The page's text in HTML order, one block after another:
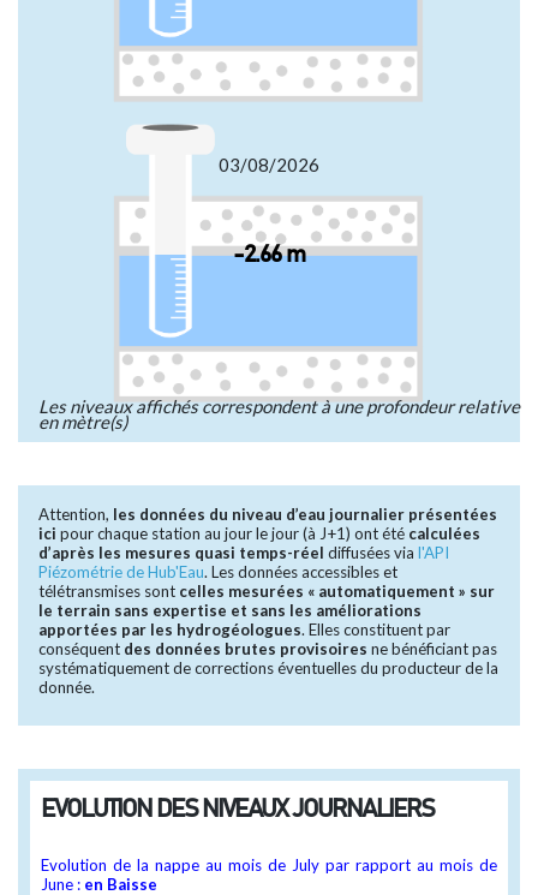
03/08/2026
-2.66 m
Les niveaux affichés correspondent à une profondeur relative
en mètre(s)
Attention, les données du niveau d’eau journalier présentées
ici pour chaque station au jour le jour (à J+1) ont été calculées
d’après les mesures quasi temps-réel diffusées via l'API
Piézométrie de Hub'Eau. Les données accessibles et
télétransmises sont celles mesurées « automatiquement » sur
le terrain sans expertise et sans les améliorations
apportées par les hydrogéologues. Elles constituent par
conséquent des données brutes provisoires ne bénéficiant pas
systématiquement de corrections éventuelles du producteur de la
donnée.
EVOLUTION DES NIVEAUX JOURNALIERS
Evolution de la nappe au mois de July par rapport au mois de
June : en Baisse